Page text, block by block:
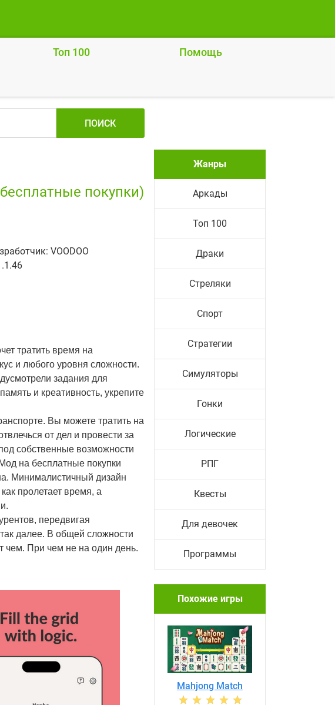
Топ 100 Помощь
ПОИСК
покупки)
VOODOO
тратить время на
и любого уровня сложности.
задания для
и креативность, укрепите
Вы можете тратить на
от дел и провести за
собственные возможности
на бесплатные покупки
Минималистичный дизайн
пролетает время, а
передвигая
далее. В общей сложности
чем. При чем не на один день.
Жанры
Аркады
Топ 100
Драки
Стреляки
Спорт
Стратегии
Симуляторы
Гонки
Логические
РПГ
Квесты
Для девочек
Программы
Похожие игры
Mahjong Match